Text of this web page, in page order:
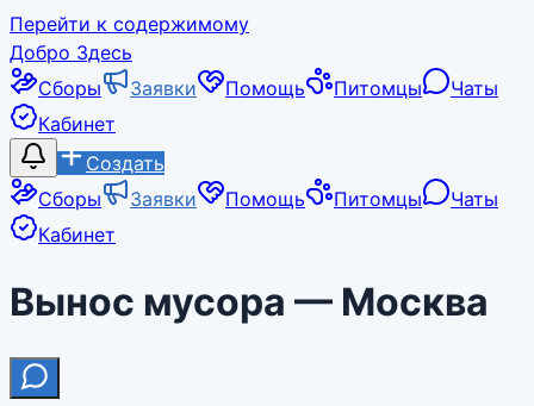
Перейти к содержимому
Добро Здесь
Сборы
Заявки Помощь Питомцы
Чаты
Кабинет
Создать
Сборы
Заявки Помощь Питомцы
Чаты
Кабинет
Вынос мусора — Москва